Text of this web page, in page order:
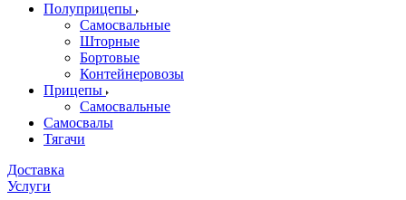
Полуприцепы
Самосвальные
Шторные
Бортовые
Контейнеровозы
Прицепы
Самосвальные
Самосвалы
Тягачи
Доставка
Услуги